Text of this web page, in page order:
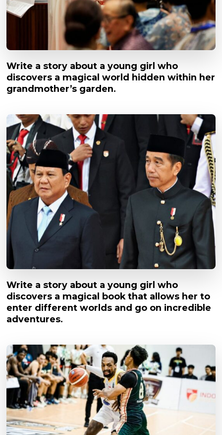
Write a story about a young girl who
discovers a magical world hidden within her
grandmother’s garden.
Write a story about a young girl who
discovers a magical book that allows her to
enter different worlds and go on incredible
adventures.